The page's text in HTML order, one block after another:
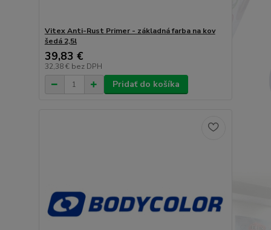
Vitex Anti-Rust Primer - základná farba na kov
šedá 2,5l
39,83 €
32,38 € bez DPH
Pridať do košíka